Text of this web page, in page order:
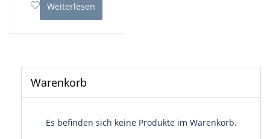
Weiterlesen
Warenkorb
Es befinden sich keine Produkte im Warenkorb.